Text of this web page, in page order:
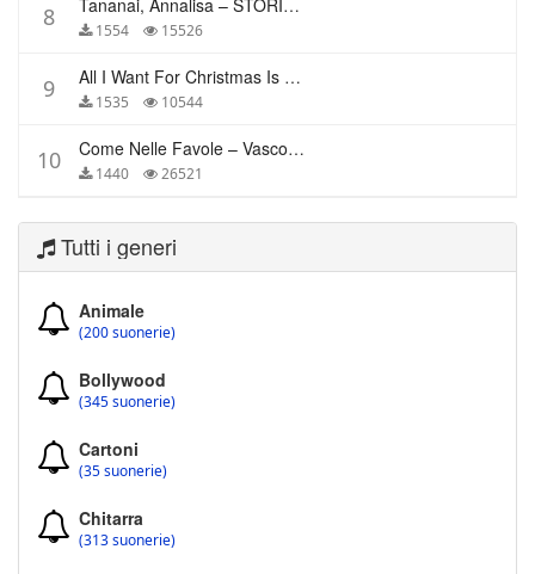
8 Tananai, Annalisa – STORIE BREVI
1554 15526
9 All I Want For Christmas Is You – Mariah Carey
1535 10544
10 Come Nelle Favole – Vasco Rossi
1440 26521
Tutti i generi
Animale
(200 suonerie)
Bollywood
(345 suonerie)
Cartoni
(35 suonerie)
Chitarra
(313 suonerie)